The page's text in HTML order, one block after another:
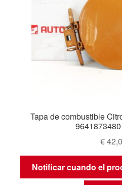
Tapa de combustible
€
Notificar cuando el